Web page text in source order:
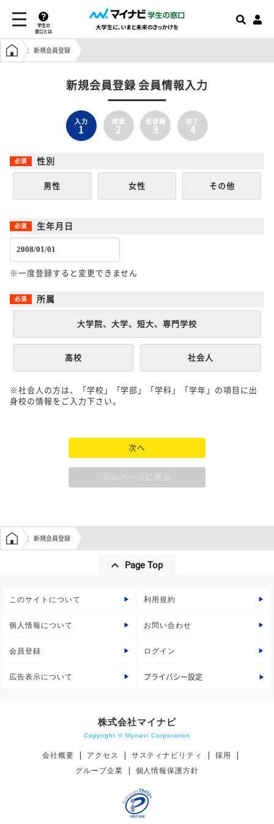
学生の
窓口とは
学生の窓口トップ
新規会員登録
新規会員登録 会員情報入力
入力
1
確認
2
仮登録
3
完了
4
性別
男性 女性 その他
生年月日
※一度登録すると変更できません
所属
大学院、大学、短大、専門学校
高校 社会人
※社会人の方は、「学校」「学部」「学科」「学年」の項目に出
身校の情報をご入力下さい。
次へ
前のページに戻る
学生の窓口トップ
新規会員登録
Page Top
このサイトについて 利用規約
個人情報について お問い合わせ
会員登録 ログイン
広告表示について プライバシー設定
株式会社マイナビ
Copyright © Mynavi Corporation
会社概要 アクセス サスティナビリティ
採用
グループ企業
個人情報保護方針